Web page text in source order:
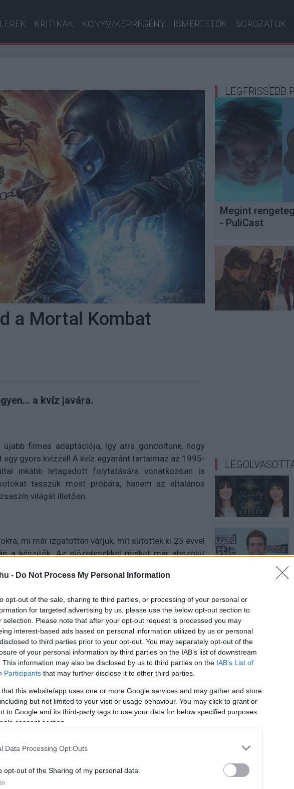
- Do Not Process My Personal Information
opt-out of the sale, sharing to third parties, or processing of your personal or
for targeted advertising by us, please use the below opt-out section to
selection. Please note that after your opt-out request is processed you may
interest-based ads based on personal information utilized by us or personal
to third parties prior to your opt-out. You may separately opt-out of the
of your personal information by third parties on the IAB’s list of downstream
This information may also be disclosed by us to third parties on the IAB’s List of
Participants that may further disclose it to other third parties.
that this website/app uses one or more Google services and may gather and store
but not limited to your visit or usage behaviour. You may click to grant or
to Google and its third-party tags to use your data for below specified purposes
consent section.
Data Processing Opt Outs
opt-out of the Sharing of my personal data.
KRITIKÁK KÖNYV/KÉPREGÉNY ISMERTETŐK SOROZATOK
a Mortal Kombat
a kvíz javára.
filmes adaptációja, így arra gondoltunk, hogy
gyors kvízzel! A kvíz egyaránt tartalmaz az 1995-
inkább letagadott folytatására vonatkozóan is
tesszük most próbára, hanem az általános
világát illetően.
mi már izgatottan várjuk, mit sütöttek ki 25 évvel
a készítők. Az előzetesekkel minket már abszolút
kielégítő lesz a rajongók számára. Addig is pedig
ér ám közben, különben Fatality lesz...
Tetszik
LEGFRISSEBB
Megint
- PuliCast